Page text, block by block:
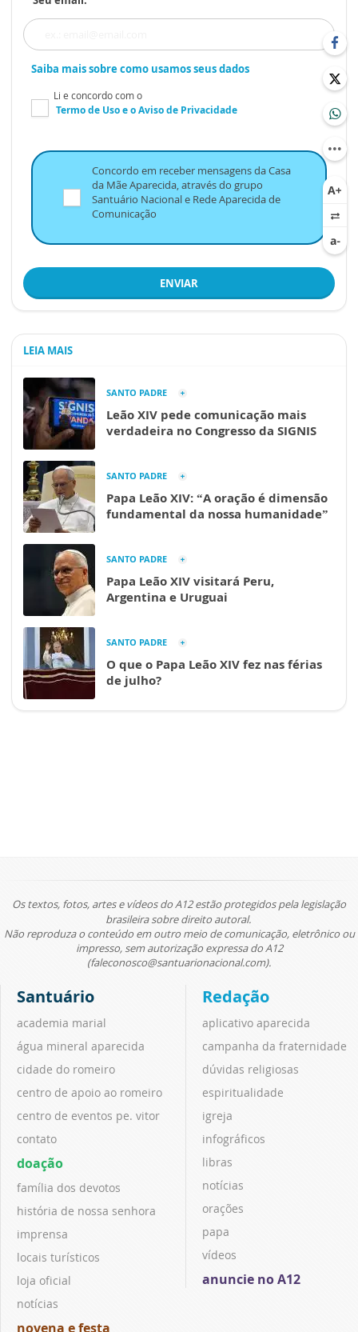
Saiba mais sobre como usamos seus dados
Li e concordo com o
Termo de Usoe oAviso de Privacidade
Concordo em receber mensagens da Casa
da Mãe Aparecida, através do grupo
Santuário Nacional e Rede Aparecida de
Comunicação
ENVIAR
LEIA MAIS
SANTO PADRE
Leão XIV pede comunicação mais
verdadeira no Congresso da SIGNIS
SANTO PADRE
Papa Leão XIV: “A oração é dimensão
fundamental da nossa humanidade”
SANTO PADRE
Papa Leão XIV visitará Peru,
Argentina e Uruguai
SANTO PADRE
O que o Papa Leão XIV fez nas férias
de julho?
Os textos, fotos, artes e vídeos do A12 estão protegidos pela legislação
brasileira sobre direito autoral.
Não reproduza o conteúdo em outro meio de comunicação, eletrônico ou
impresso, sem autorização expressa do A12
(faleconosco@santuarionacional.com).
Santuário
academia marial
água mineral aparecida
cidade do romeiro
centro de apoio ao romeiro
centro de eventos pe. vitor
contato
doação
família dos devotos
história de nossa senhora
imprensa
locais turísticos
loja oficial
notícias
novena e festa
Redação
aplicativo aparecida
campanha da fraternidade
dúvidas religiosas
espiritualidade
igreja
infográficos
libras
notícias
orações
papa
vídeos
anuncie no A12